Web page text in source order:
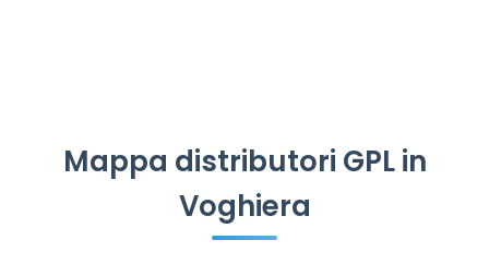
Mappa distributori GPL in
Voghiera